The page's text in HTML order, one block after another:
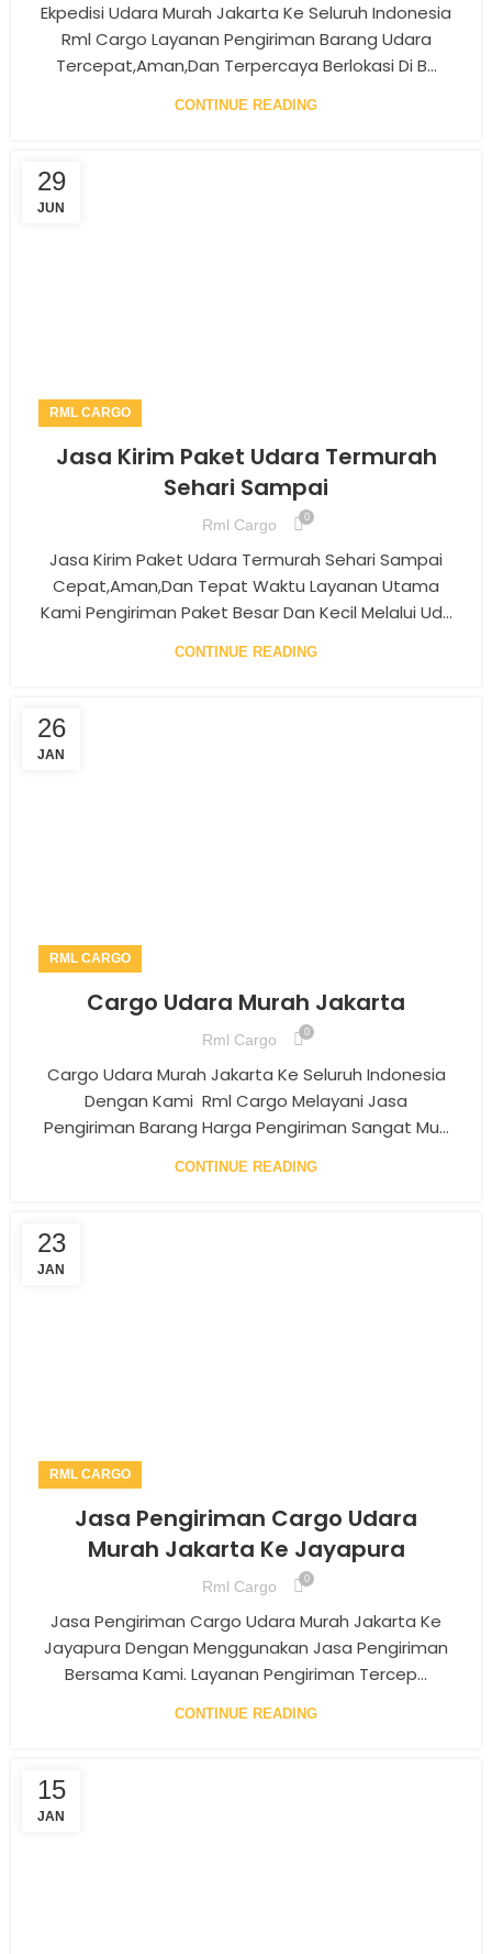
Ekpedisi Udara Murah Jakarta Ke Seluruh Indonesia
Rml Cargo Layanan Pengiriman Barang Udara
Tercepat,Aman,dan Terpercaya Berlokasi Di B...
CONTINUE READING
29
JUN
RML CARGO
Jasa Kirim Paket Udara Termurah
Sehari Sampai
Rml Cargo 0
Jasa Kirim Paket Udara Termurah Sehari Sampai
Cepat,aman,dan Tepat Waktu Layanan Utama
Kami Pengiriman Paket Besar Dan Kecil Melalui Ud...
CONTINUE READING
26
JAN
RML CARGO
Cargo Udara Murah Jakarta
Rml Cargo 0
Cargo Udara Murah Jakarta Ke Seluruh Indonesia
Dengan Kami Rml Cargo Melayani Jasa
Pengiriman Barang Harga Pengiriman Sangat Mu...
CONTINUE READING
23
JAN
RML CARGO
Jasa Pengiriman Cargo Udara
Murah Jakarta Ke Jayapura
Rml Cargo 0
Jasa Pengiriman Cargo Udara Murah Jakarta Ke
Jayapura Dengan Menggunakan Jasa Pengiriman
Bersama Kami. Layanan Pengiriman Tercep...
CONTINUE READING
15
JAN